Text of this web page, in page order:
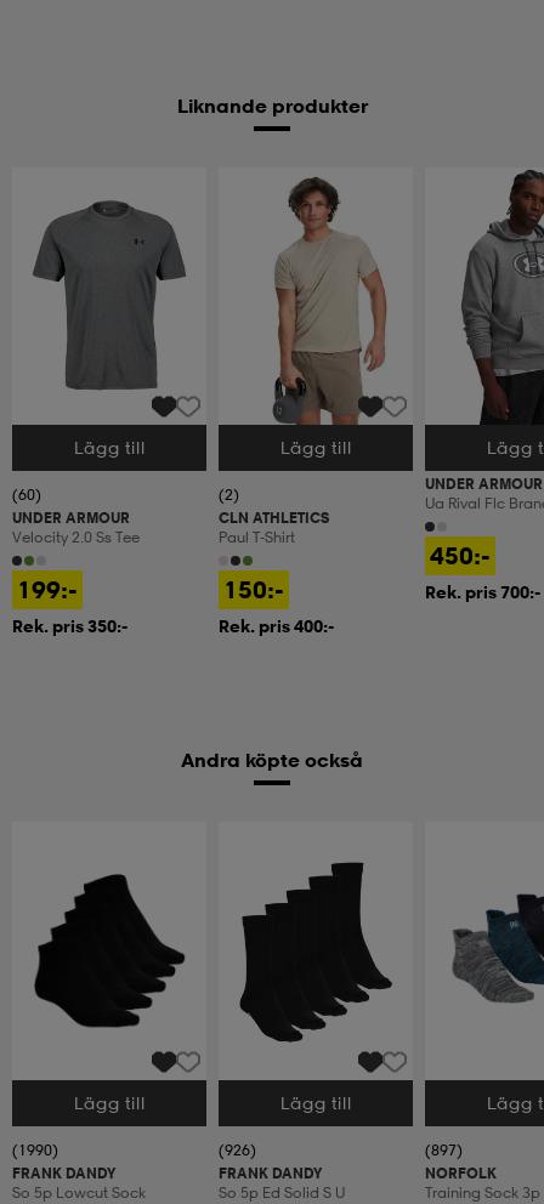
Liknande produkter
Välj storlek
Lägg till
(60)
UNDER ARMOUR
Velocity 2.0 Ss Tee
199:-
Rek. pris 350:-
Välj storlek
Lägg till
(2)
CLN ATHLETICS
Paul T-Shirt
150:-
Rek. pris 400:-
Välj storlek
Lägg
UNDER ARMOUR
Ua Rival Flc
Hoodie
450:-
Rek. pris 700:-
Andra köpte också
Välj storlek
Lägg till
(1990)
FRANK DANDY
So 5p Lowcut Sock
Välj storlek
Lägg till
(926)
FRANK DANDY
So 5p Ed Solid S U
Välj storlek
Lägg
(897)
NORFOLK
Training Sock 3p